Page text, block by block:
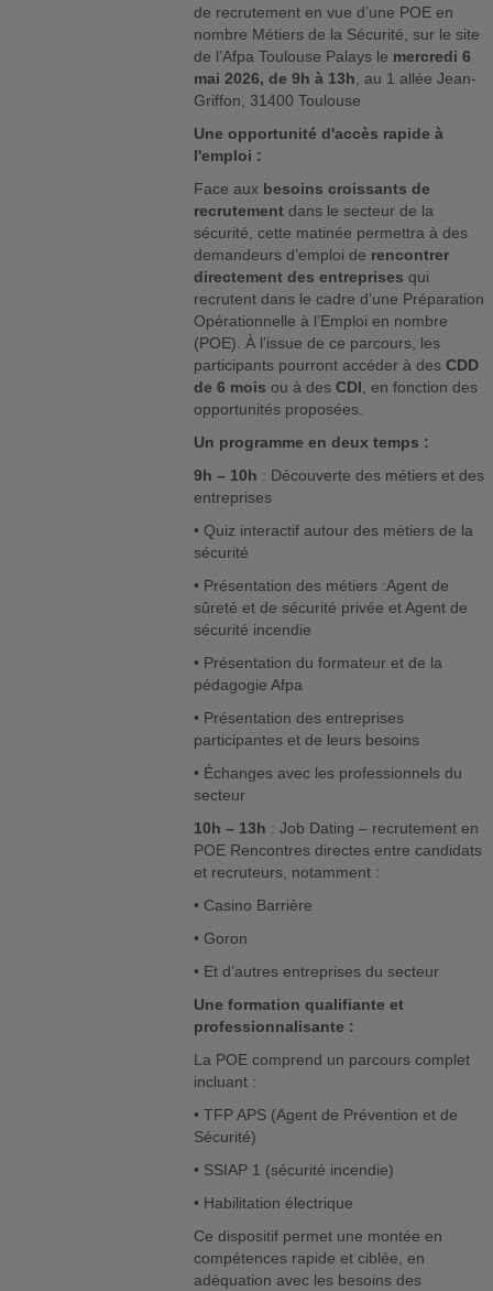
de recrutement en vue d’une POE en
nombre Métiers de la Sécurité, sur le site
de l’Afpa Toulouse Palays le mercredi 6
mai 2026, de 9h à 13h , au 1 allée Jean-
Griffon, 31400 Toulouse
Une opportunité d'accès rapide à
l'emploi :
Face aux besoins croissants de
recrutementdans le secteur de la
sécurité, cette matinée permettra à des
demandeurs d’emploi de rencontrer
directement des entreprises qui
recrutent dans le cadre d’une Préparation
Opérationnelle à l’Emploi en nombre
(POE). À l’issue de ce parcours, les
participants pourront accéder à desCDD
de 6 mois ou à desCDI , en fonction des
opportunités proposées.
Un programme en deux temps :
9h – 10h : Découverte des métiers et des
entreprises
• Quiz interactif autour des métiers de la
sécurité
• Présentation des métiers :Agent de
sûreté et de sécurité privée et Agent de
sécurité incendie
• Présentation du formateur et de la
pédagogie Afpa
• Présentation des entreprises
participantes et de leurs besoins
• Échanges avec les professionnels du
secteur
10h – 13h : Job Dating – recrutement en
POE Rencontres directes entre candidats
et recruteurs, notamment :
• Casino Barrière
• Goron
• Et d’autres entreprises du secteur
Une formation qualifiante et
professionnalisante :
La POE comprend un parcours complet
incluant :
• TFP APS (Agent de Prévention et de
Sécurité)
• SSIAP 1 (sécurité incendie)
• Habilitation électrique
Ce dispositif permet une montée en
compétences rapide et ciblée, en
adéquation avec les besoins des